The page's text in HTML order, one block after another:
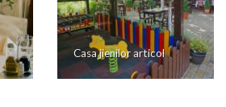
Casa jienilor articol